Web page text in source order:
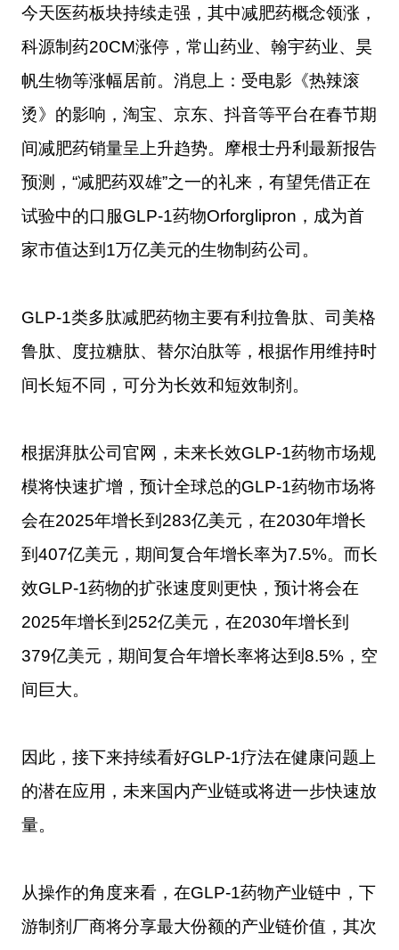
今天医药板块持续走强，其中减肥药概念领涨，
科源制药20CM涨停，常山药业、翰宇药业、昊
帆生物等涨幅居前。消息上：受电影《热辣滚
烫》的影响，淘宝、京东、抖音等平台在春节期
间减肥药销量呈上升趋势。摩根士丹利最新报告
预测，“减肥药双雄”之一的礼来，有望凭借正在
试验中的口服GLP-1药物Orforglipron，成为首
家市值达到1万亿美元的生物制药公司。
GLP-1类多肽减肥药物主要有利拉鲁肽、司美格
鲁肽、度拉糖肽、替尔泊肽等，根据作用维持时
间长短不同，可分为长效和短效制剂。
根据湃肽公司官网，未来长效GLP-1药物市场规
模将快速扩增，预计全球总的GLP-1药物市场将
会在2025年增长到283亿美元，在2030年增长
到407亿美元，期间复合年增长率为7.5%。而长
效GLP-1药物的扩张速度则更快，预计将会在
2025年增长到252亿美元，在2030年增长到
379亿美元，期间复合年增长率将达到8.5%，空
间巨大。
因此，接下来持续看好GLP-1疗法在健康问题上
的潜在应用，未来国内产业链或将进一步快速放
量。
从操作的角度来看，在GLP-1药物产业链中，下
游制剂厂商将分享最大份额的产业链价值，其次